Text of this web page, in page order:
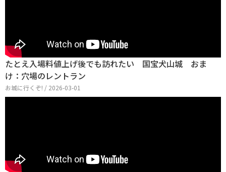
たとえ入場料値上げ後でも訪れたい 国宝犬山城 おま
け：穴場のレントラン
お城に行くぞ! / 2026-03-01